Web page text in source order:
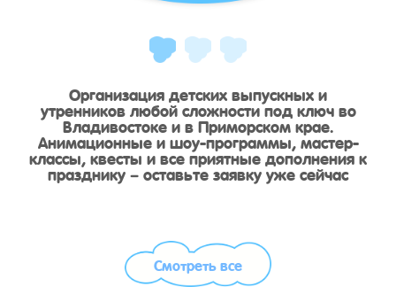
Организация детских выпускных и
утренников любой сложности под ключ во
Владивостоке и в Приморском крае.
Анимационные и шоу-программы, мастер-
классы, квесты и все приятные дополнения к
празднику – оставьте заявку уже сейчас
Смотреть все